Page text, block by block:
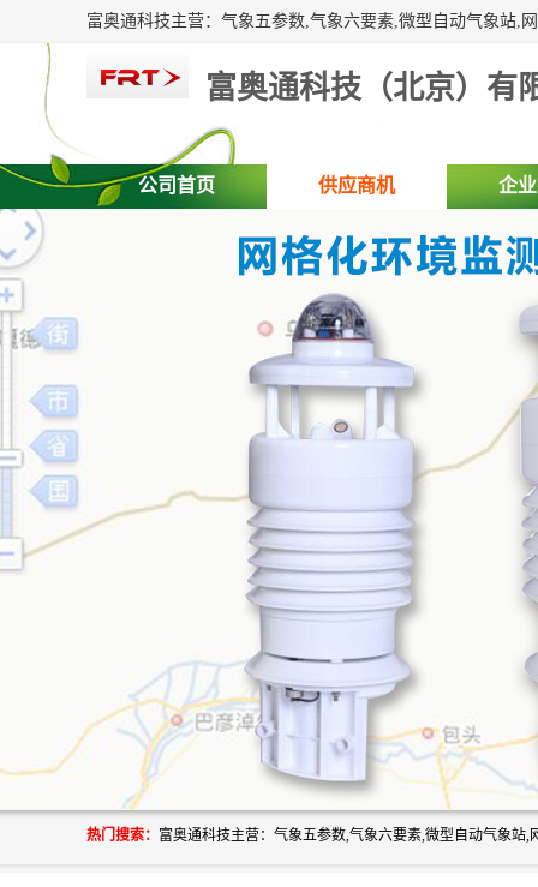
富奥通科技（北京）有
公司首页 供应商机 企
热门搜索：